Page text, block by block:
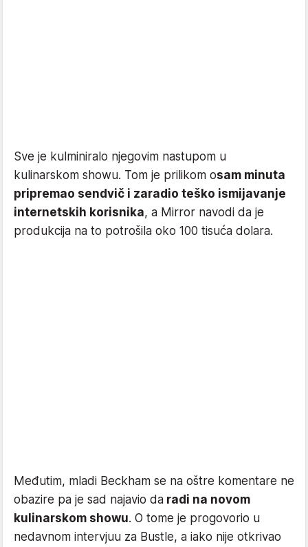
Sve je kulminiralo njegovim nastupom u
kulinarskom showu. Tom je prilikom osam minuta
pripremao sendvič i zaradio teško ismijavanje
internetskih korisnika, a Mirror navodi da je
produkcija na to potrošila oko 100 tisuća dolara.
Međutim, mladi Beckham se na oštre komentare ne
obazire pa je sad najavio da radi na novom
kulinarskom showu. O tome je progovorio u
nedavnom intervjuu za Bustle, a iako nije otkrivao